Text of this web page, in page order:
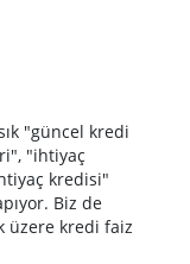
"güncel kredi
"ihtiyaç
kredisi"
Biz de
üzere kredi faiz